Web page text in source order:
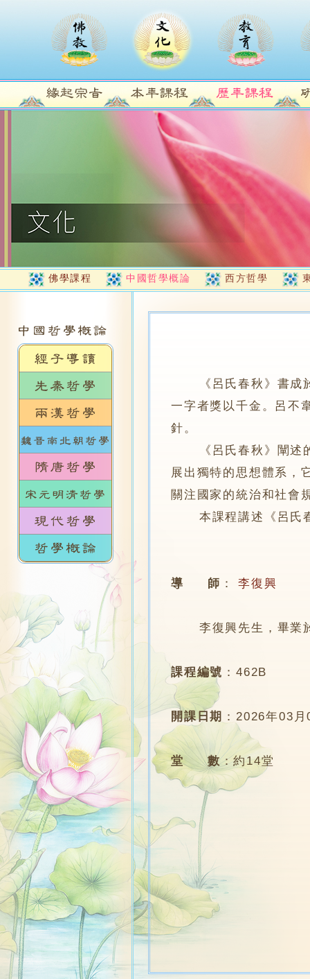
佛學課程 中國哲學概論 西方哲學
《呂氏春秋》書
一字者獎以千金。呂不
針。
《呂氏春秋》闡述的
展出獨特的思想體系，
關注國家的統治和社會
本課程講述《呂氏春
導 師 ： 李復興
李復興先生，畢業於
課程編號 ：462B
開課日期 ：2026年03月
堂 數：約14堂